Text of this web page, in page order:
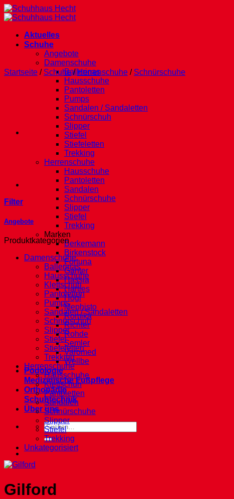
Zum
Inhalt
Aktuelles
Schuhe
Angebote
Damenschuhe
Ballerinas
Hausschuhe
Pantoletten
Pumps
Sandalen / Sandaletten
Schnürschuh
Slipper
Stiefel
Stiefeletten
Trekking
Herrenschuhe
Hausschuhe
Pantoletten
Sandalen
Schnürschuhe
Slipper
Stiefel
Trekking
Marken
Berkemann
Birkenstock
Fortuna
Ganter
Hassia
Hartjes
Högl
Mephisto
Romika
Richter
Rohde
Semler
Varomed
Wellbe
Podologie
Medizinische Fußpflege
Orthopädie
Schuhtechnik
Über uns
Suche
nach:
Startseite / Schuhe / Herrenschuhe / Schnürschuhe
Filter
Angebote
Produktkategorien
Damenschuhe
Ballerinas
Hausschuhe
Klettschuh
Pantoletten
Pumps
Sandalen / Sandaletten
Schnürschuh
Slipper
Stiefel
Stiefeletten
Trekking
Herrenschuhe
Hausschuhe
Klettschuh
Pantoletten
Sandalen
Schnürschuhe
Slipper
Stiefel
Trekking
Unkategorisiert
Gilford